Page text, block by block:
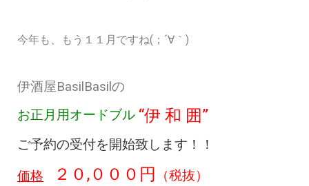
今年も、もう１１月ですね(；´∀｀)
伊酒屋BasilBasilの
お正月用オードブル “伊 和 囲”
ご予約の受付を開始致します！！
価格 ２０,０００円
（税抜）